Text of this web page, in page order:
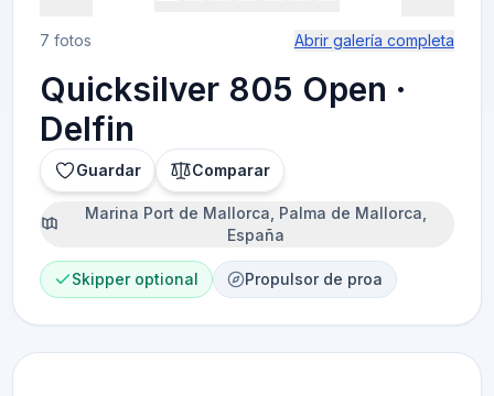
7 fotos Abrir galería completa
Quicksilver 805 Open ·
Delfin
Guardar Comparar
Marina Port de Mallorca, Palma de Mallorca,
España
Skipper optional Propulsor de proa